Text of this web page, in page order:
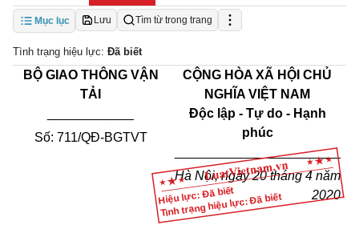
Mục lục Lưu Tìm từ trong trang
Tình trạng hiệu lực: Đã biết
Hiệu lực: Đã biết
Tình trạng hiệu lực: Đã biết
BỘ GIAO THÔNG VẬN
TẢI
Số: 711/QĐ-BGTVT
CỘNG HÒA XÃ HỘI CHỦ
NGHĨA VIỆT NAM
Độc lập - Tự do - Hạnh
phúc
_______________________
Hà Nội, ngày 20 tháng 4 năm
2020